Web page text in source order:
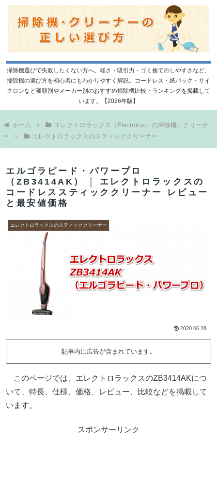
掃除機選びで失敗したくない方へ。軽さ・吸引力・ゴミ捨てのしやすさなど、
掃除機の選び方を初心者にもわかりやすく解説。コードレス・紙パック・サイ
クロンなど種類別やメーカー別のおすすめ掃除機比較・ランキングを掲載して
います。【2026年版】
ホーム
エレクトロラックス（Electrolux）の掃除機、クリーナ
ー
エレクトロラックスのスティッククリーナー
エルゴラピード・パワープロ
（ZB3414AK） │ エレクトロラックスの
コードレススティッククリーナー レビュー
と最安値価格
エレクトロラックスのスティッククリーナー
2020.06.28
記事内に広告が含まれています。
このページでは、エレクトロラックスのZB3414AKにつ
いて、特長、仕様、価格、レビュー、比較などを掲載して
います。
スポンサーリンク